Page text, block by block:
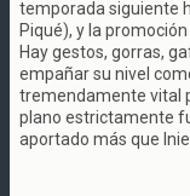
temporada siguiente
Piqué), y la
Hay gestos, gorras,
empañar su nivel
tremendamente vital
plano estrictamente
aportado más que